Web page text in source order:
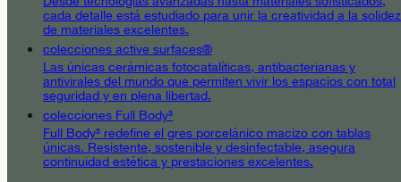
cada detalle está estudiado para unir la creatividad a la solidez
de materiales excelentes.
colecciones active surfaces®
Las únicas cerámicas fotocatalíticas, antibacterianas y
antivirales del mundo que permiten vivir los espacios con total
seguridad y en plena libertad.
colecciones Full Body³
Full Body³ redefine el gres porcelánico macizo con tablas
únicas. Resistente, sostenible y desinfectable, asegura
continuidad estética y prestaciones excelentes.